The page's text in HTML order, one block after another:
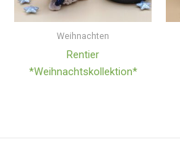
Weihnachten
Rentier
*Weihnachtskollektion*